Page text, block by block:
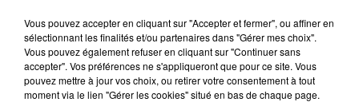
AVEYRON NORD
Vous pouvez accepter en cliquant sur "Accepter et fermer", ou affiner en
sélectionnant les finalités et/ou partenaires dans "Gérer mes choix".
Vous pouvez également refuser en cliquant sur "Continuer sans
accepter". Vos préférences ne s'appliqueront que pour ce site. Vous
pouvez mettre à jour vos choix, ou retirer votre consentement à tout
moment via le lien "Gérer les cookies" situé en bas de chaque page.